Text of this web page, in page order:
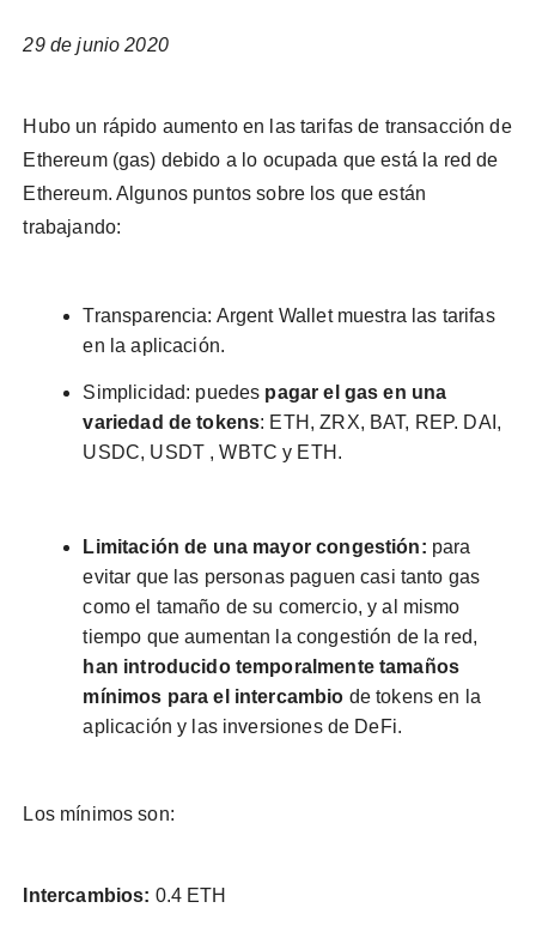
29 de junio 2020
Hubo un rápido aumento en las tarifas de transacción de
Ethereum (gas) debido a lo ocupada que está la red de
Ethereum. Algunos puntos sobre los que están
trabajando:
Transparencia: Argent Wallet muestra las tarifas
en la aplicación.
Simplicidad: puedes pagar el gas en una
variedad de tokens: ETH, ZRX, BAT, REP. DAI,
USDC, USDT , WBTC y ETH.
Limitación de una mayor congestión: para
evitar que las personas paguen casi tanto gas
como el tamaño de su comercio, y al mismo
tiempo que aumentan la congestión de la red,
han introducido temporalmente tamaños
mínimos para el intercambio de tokens en la
aplicación y las inversiones de DeFi.
Los mínimos son:
Intercambios: 0.4 ETH